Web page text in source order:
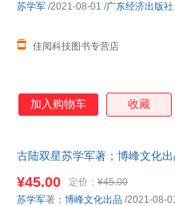
佳阅科技图书专营店
苏学军 /2021-08-01 /广东经济出版社
加入购物车 收藏
古陆双星苏学军著；博峰文化
¥45.00 定价： ¥45.00
苏学军著； 博峰文化出品 /2021-08-